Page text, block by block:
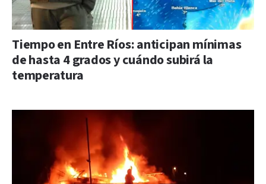
Tiempo en Entre Ríos: anticipan mínimas
de hasta 4 grados y cuándo subirá la
temperatura